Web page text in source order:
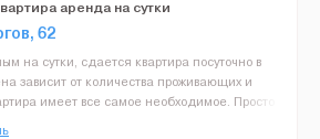
аренда на сутки
62
на сутки, сдается квартира посуточно в
зависит от количества проживающих и
имеет все самое необходимое. Просто
по указанному номеру ...